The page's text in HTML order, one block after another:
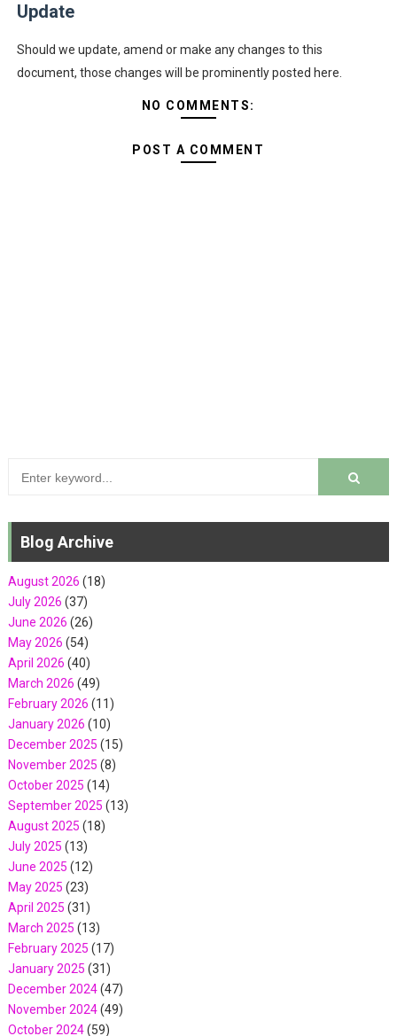
Update
Should we update, amend or make any changes to this
document, those changes will be prominently posted here.
NO COMMENTS:
POST A COMMENT
Blog Archive
August 2026 (18)
July 2026 (37)
June 2026 (26)
May 2026 (54)
April 2026 (40)
March 2026 (49)
February 2026 (11)
January 2026 (10)
December 2025 (15)
November 2025 (8)
October 2025 (14)
September 2025 (13)
August 2025 (18)
July 2025 (13)
June 2025 (12)
May 2025 (23)
April 2025 (31)
March 2025 (13)
February 2025 (17)
January 2025 (31)
December 2024(47)
November 2024(49)
October 2024(59)